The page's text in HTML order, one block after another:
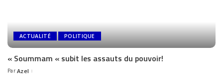
ACTUALITÉ POLITIQUE
« Soummam « subit les assauts du pouvoir!
Par Azel